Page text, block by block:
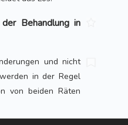
Behandlung in
und nicht
in der Regel
von beiden Räten